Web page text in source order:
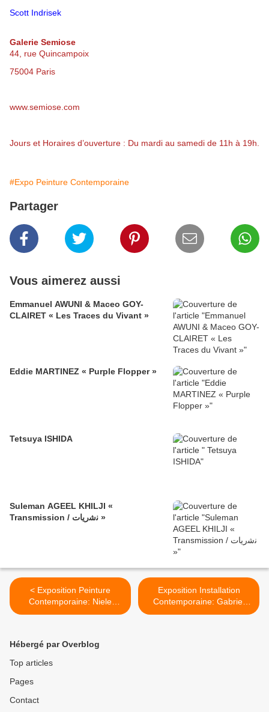
Scott Indrisek
Galerie Semiose
44, rue Quincampoix
75004 Paris
www.semiose.com
Jours et Horaires d’ouverture : Du mardi au samedi de 11h à 19h.
#Expo Peinture Contemporaine
Partager
Vous aimerez aussi
Emmanuel AWUNI & Maceo GOY-
CLAIRET « Les Traces du Vivant »
Eddie MARTINEZ « Purple Flopper »
Tetsuya ISHIDA
Suleman AGEEL KHILJI «
Transmission / ﻧﺷرﯾﺎت »
< Exposition Peinture
Contemporaine: Niele
TORONI "Un tout de
Exposition Installation
Contemporaine: Gabriel
RICO « NATURE LOVES
Hébergé par Overblog
Top articles
Pages
Contact